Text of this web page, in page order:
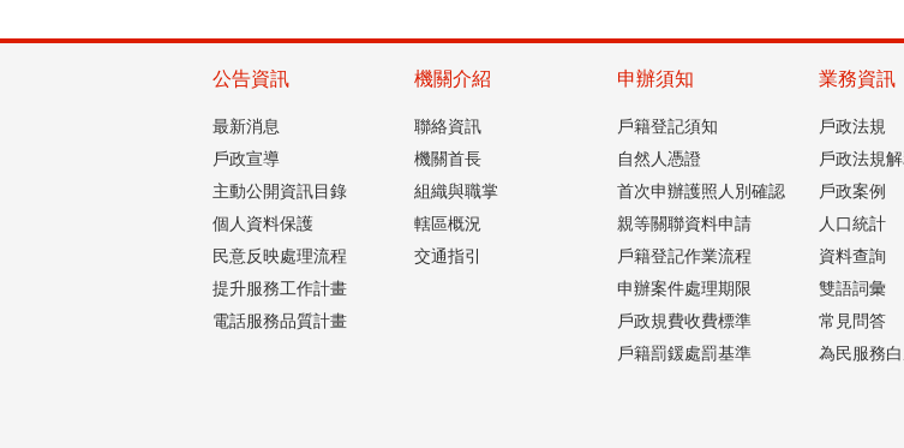
公告資訊
最新消息
戶政宣導
主動公開資訊目錄
個人資料保護
民意反映處理流程
提升服務工作計畫
電話服務品質計畫
機關介紹
聯絡資訊
機關首長
組織與職掌
轄區概況
交通指引
申辦須知
戶籍登記須知
自然人憑證
首次申辦護照人別確認
親等關聯資料申請
戶籍登記作業流程
申辦案件處理期限
戶政規費收費標準
戶籍罰鍰處罰基準
業務資訊
戶政法規
戶政法規
戶政案例
人口統計
資料查詢
雙語詞彙
常見問答
為民服務